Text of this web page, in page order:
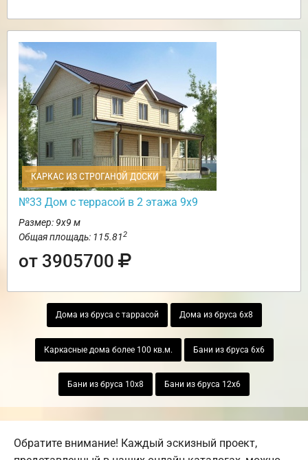
КАРКАС ИЗ СТРОГАНОЙ ДОСКИ
№33 Дом с террасой в 2 этажа 9х9
Размер: 9х9 м
Общая площадь: 115.812
от 3905700
Дома из бруса с таррасой Дома из бруса 6х8
Каркасные дома более 100 кв.м. Бани из бруса 6х6
Бани из бруса 10х8 Бани из бруса 12х6
Обратите внимание! Каждый эскизный проект,